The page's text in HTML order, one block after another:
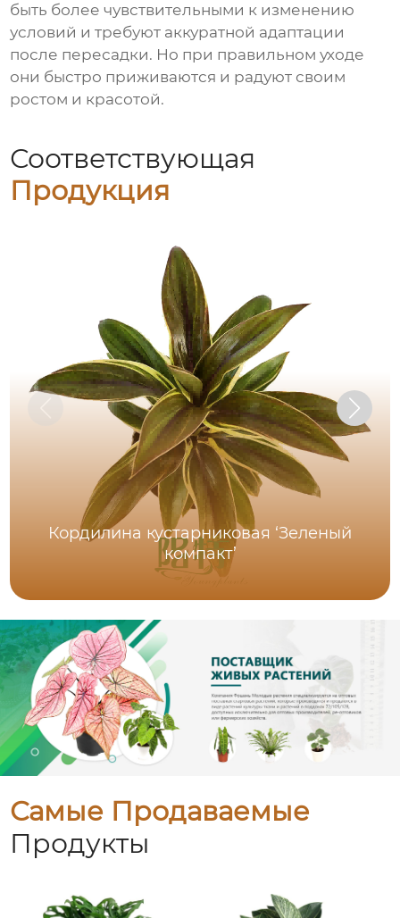
быть более чувствительными к изменению
условий и требуют аккуратной адаптации
после пересадки. Но при правильном уходе
они быстро приживаются и радуют своим
ростом и красотой.
Соответствующая
Продукция
Кордилина кустарниковая ‘Зеленый
компакт’
Самые Продаваемые
Продукты